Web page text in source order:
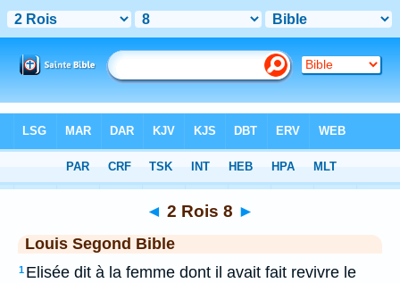
◄ 2 Rois 8 ►
Louis Segond Bible
1 Elisée dit à la femme dont il avait fait revivre le